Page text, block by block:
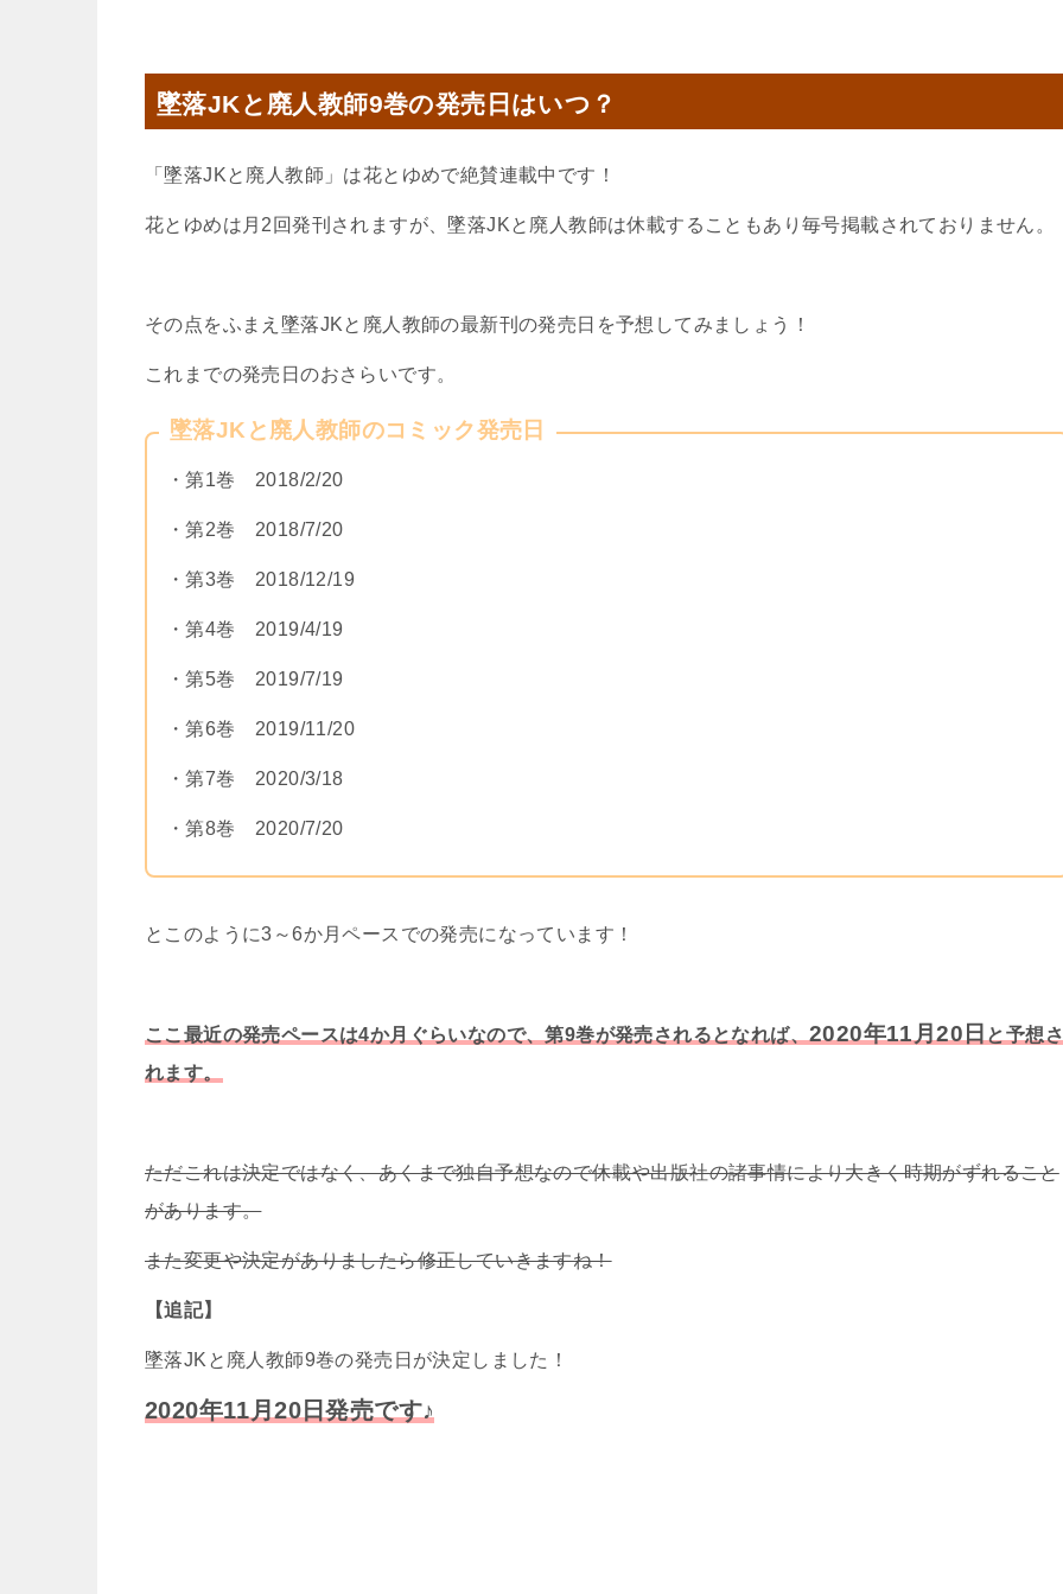
墜落JKと廃人教師9巻の発売日はいつ？
「墜落JKと廃人教師」は花とゆめで絶賛連載中です！
花とゆめは月2回発刊されますが、墜落JKと廃人教師は休載することもあり毎号掲載されておりません。
その点をふまえ墜落JKと廃人教師の最新刊の発売日を予想してみましょう！
これまでの発売日のおさらいです。
墜落JKと廃人教師のコミック発売日
・第1巻 2018/2/20
・第2巻 2018/7/20
・第3巻 2018/12/19
・第4巻 2019/4/19
・第5巻 2019/7/19
・第6巻 2019/11/20
・第7巻 2020/3/18
・第8巻 2020/7/20
とこのように3～6か月ペースでの発売になっています！
ここ最近の発売ペースは4か月ぐらいなので、第9巻が発売されるとなれば、 2020年11月20日 と予想
れます。
ただこれは決定ではなく、あくまで独自予想なので休載や出版社の諸事情により大きく時期がずれること
があります。
また変更や決定がありましたら修正していきますね！
【追記】
墜落JKと廃人教師9巻の発売日が決定しました！
2020年11月20日発売です♪